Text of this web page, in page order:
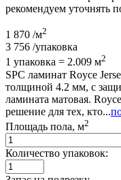
рекомендуем уточнять
1 870 /м2
3 756 /упаковка
1 упаковка = 2.009 м2
SPC ламинат Royce
толщиной 4.2 мм, с
ламината матовая.
решение для тех, кто...
Площадь пола, м2
Количество упаковок: